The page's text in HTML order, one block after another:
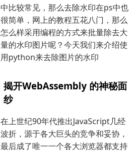
中比较常见，那么去除水印在ps中也
很简单，网上的教程五花八门，那么
怎么样采用编程的方式来批量除去大
量的水印图片呢？今天我们来介绍使
用python来去除图片的水印
揭开WebAssembly 的神秘面
纱
在上世纪90年代推出JavaScript几经
波折，源于各大巨头的竞争和妥协，
最后成了唯一一个各大浏览器都支持